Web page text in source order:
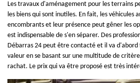
Les travaux d'aménagement pour les terrains
les biens qui sont inutiles. En fait, les véhicules
encombrants et leur présence peut gêner les
est indispensable de s'en séparer. Des
Débarras 24 peut être contacté et il va d'abord
valeur en se basant sur une multitude de
rachat. Le prix qui va être proposé est très